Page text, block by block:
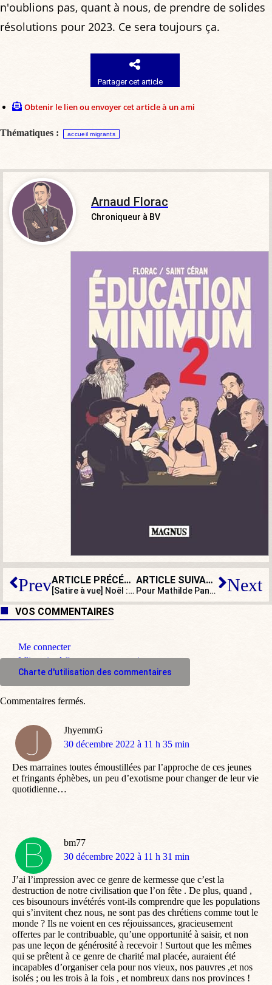
n'oublions pas, quant à nous, de prendre de solides
résolutions pour 2023. Ce sera toujours ça.
Partager cet article
Obtenir le lien ou envoyer cet article à un ami
Thématiques : accueil migrants
Arnaud Florac
Chroniqueur à BV
Prev ARTICLE PRÉCÉDENT
[Satire à vue] Noël : un maire écolo s’envole pour New York
ARTICLE SUIVANT
Pour Mathilde Panot, il y a identités et identités Next
VOS COMMENTAIRES
Me connecter
M'inscrire à l'espace commentaire
Charte d'utilisation des commentaires
JhyemmG
dit
30 décembre 2022 à 11 h 35 min
Des marraines toutes émoustillées par l’approche de ces jeunes
et fringants éphèbes, un peu d’exotisme pour changer de leur vie
quotidienne…
bm77
dit
30 décembre 2022 à 11 h 31 min
J’ai l’impression avec ce genre de kermesse que c’est la
destruction de notre civilisation que l’on fête . De plus, quand ,
ces bisounours invétérés vont-ils comprendre que les populations
qui s’invitent chez nous, ne sont pas des chrétiens comme tout le
monde ? Ils ne voient en ces réjouissances, gracieusement
offertes par le contribuable, qu’une opportunité à saisir, et non
pas une leçon de générosité à recevoir ! Surtout que les mêmes
qui se prêtent à ce genre de charité mal placée, auraient été
incapables d’organiser cela pour nos vieux, nos pauvres ,et nos
isolés ; ou les trois à la fois , et nombreux dans nos provinces !
Commentaires fermés.